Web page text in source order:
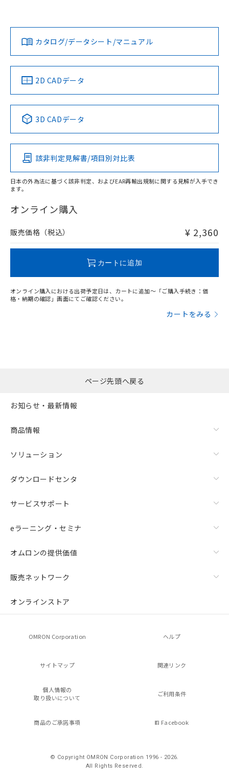
ダウンロードデータをご利用いただく前に、以下を必ずお読
みください。
ソフトウェアの使用条件
対応済み
中国 RoHS 注意事項・凡例
Pb Hg Cd Cr(VI)
O
在庫等で未対応品が混在する可能性があります。
問い合わせください。
LR型式承認
（イギリス
船舶規格）
DNV型式承認
（ノルウェー
BV型式承認
（フランス
KR型式
（韓国
No No No No
この製品の規格認証/適合状況ページへ
その他の認証はこちらのページからご検索ください
カタログ/データシート/マニュアル
2D CADデータ
3D CADデータ
該非判定見解書/項目別対比表
日本の外為法に基づく該非判定、およびEAR再輸出規制に関する見解が入手でき
ます。
オンライン購入
販売価格（税込） ¥ 2,360
カートに追加
オンライン購入における出荷予定日は、カートに追加～「ご購入手続き：価
格・納期の確認」画面にてご確認ください。
カートをみる
ページ先頭へ戻る
お知らせ・最新情報
商品情報
ソリューション
ダウンロードセンタ
サービスサポート
eラーニング・セミナ
オムロンの提供価値
販売ネットワーク
オンラインストア
OMRON Corporation ヘルプ
サイトマップ 関連リンク
個人情報の
取り扱いについて
ご利用条件
商品のご承諾事項 Facebook
© Copyright OMRON Corporation 1996 - 2026.
All Rights Reserved.